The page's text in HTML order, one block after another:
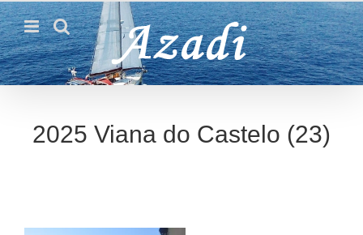
Passer
au
contenu
2025 Viana do Castelo (23)